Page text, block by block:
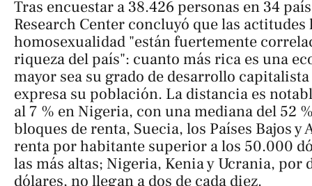
Tras encuestar a 38.426 personas en 34
Research Center concluyó que las actitudes
homosexualidad "están fuertemente
riqueza del país": cuanto más rica es una
mayor sea su grado de desarrollo
expresa su población. La distancia es
al 7 % en Nigeria, con una mediana del 52
bloques de renta, Suecia, los Países Bajos y
renta por habitante superior a los 50.000
las más altas; Nigeria, Kenia y Ucrania, por
dólares, no llegan a dos de cada diez.